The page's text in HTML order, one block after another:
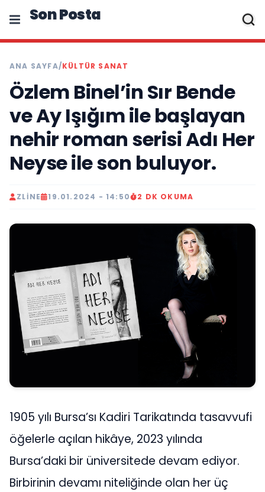
Son Posta
ANA SAYFA/KÜLTÜR SANAT
Özlem Binel’in Sır Bende
ve Ay Işığım ile başlayan
nehir roman serisi Adı Her
Neyse ile son buluyor.
ZLINE 19.01.2024 - 14:50 2 DK OKUMA
1905 yılı Bursa’sı Kadiri Tarikatında tasavvufi
öğelerle açılan hikâye, 2023 yılında
Bursa’daki bir üniversitede devam ediyor.
Birbirinin devamı niteliğinde olan her üç